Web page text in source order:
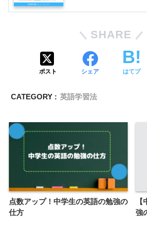
SHARE
ポスト シェア はてブ
CATEGORY : 英語学習法
点数アップ！中学生の英語の勉強の
仕方
強